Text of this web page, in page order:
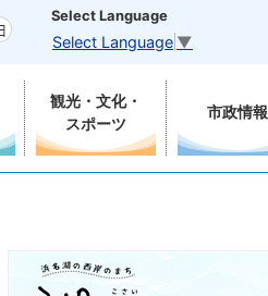
Select Language
Select Language ▼
観光・文化・
スポーツ
市政情報